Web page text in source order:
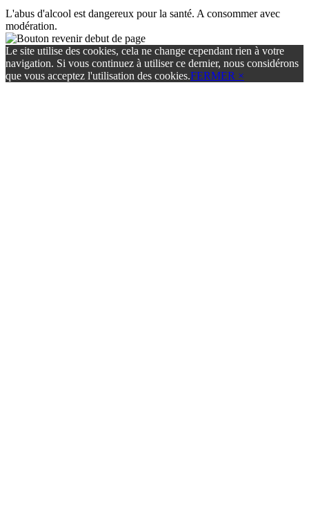
L'abus d'alcool est dangereux pour la santé. A consommer avec
modération.
Le site utilise des cookies, cela ne change cependant rien à votre
navigation. Si vous continuez à utiliser ce dernier, nous considérons
que vous acceptez l'utilisation des cookies.FERMER ×